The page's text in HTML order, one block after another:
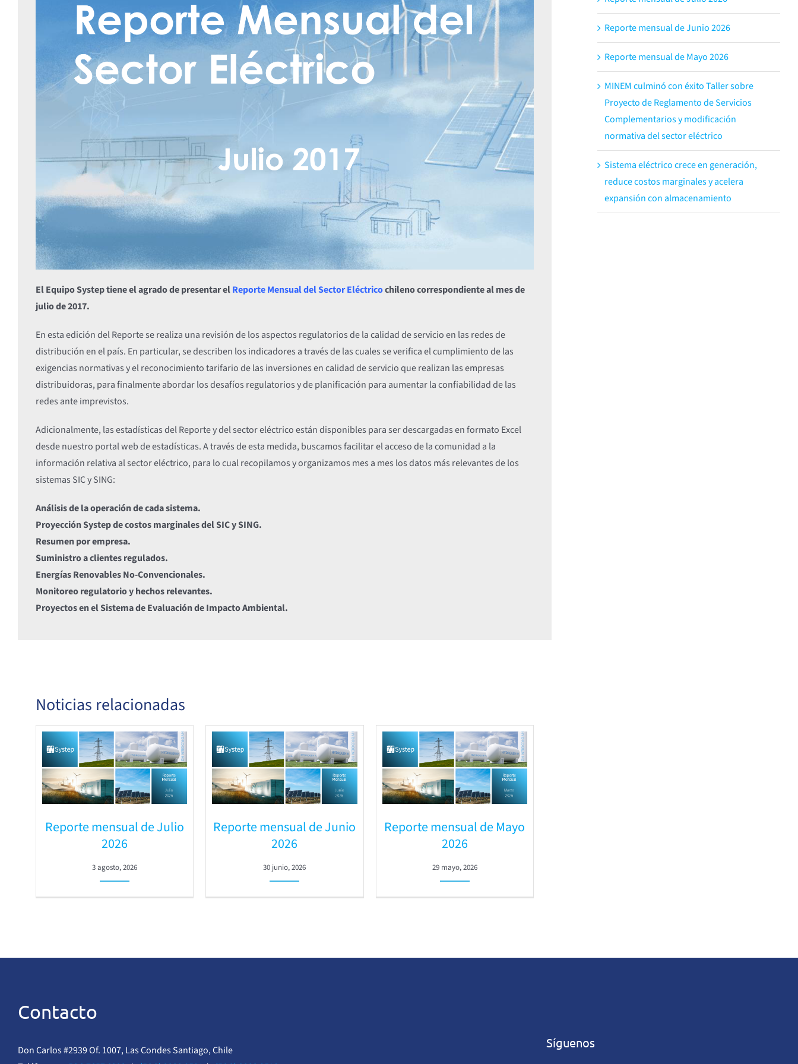
El Equipo Systep tiene el agrado de presentar elReporte Mensual del Sector Eléctricochileno correspondiente al mes de
julio de 2017.
En esta edición del Reporte se realiza una revisión de los aspectos regulatorios de la calidad de servicio en las redes de
distribución en el país. En particular, se describen los indicadores a través de las cuales se verifica el cumplimiento de las
exigencias normativas y el reconocimiento tarifario de las inversiones en calidad de servicio que realizan las empresas
distribuidoras, para finalmente abordar los desafíos regulatorios y de planificación para aumentar la confiabilidad de las
redes ante imprevistos.
Adicionalmente, las estadísticas del Reporte y del sector eléctrico están disponibles para ser descargadas en formato Excel
desde nuestro portal web de estadísticas. A través de esta medida, buscamos facilitar el acceso de la comunidad a la
información relativa al sector eléctrico, para lo cual recopilamos y organizamos mes a mes los datos más relevantes de los
sistemas SIC y SING:
Análisis de la operación de cada sistema.
Proyección Systep de costos marginales del SIC y SING.
Resumen por empresa.
Suministro a clientes regulados.
Energías Renovables No-Convencionales.
Monitoreo regulatorio y hechos relevantes.
Proyectos en el Sistema de Evaluación de Impacto Ambiental.
Noticias relacionadas
Reporte mensual de Julio
2026
3 agosto, 2026
Reporte mensual de Junio
2026
30 junio, 2026
Reporte mensual de Mayo
2026
29 mayo, 2026
Reporte mensual de Junio 2026
Reporte mensual de Mayo 2026
MINEM culminó con éxito Taller sobre
Proyecto de Reglamento de Servicios
Complementarios y modificación
normativa del sector eléctrico
Sistema eléctrico crece en generación,
reduce costos marginales y acelera
expansión con almacenamiento
Contacto
Don Carlos #2939 Of. 1007, Las Condes Santiago, Chile
Síguenos